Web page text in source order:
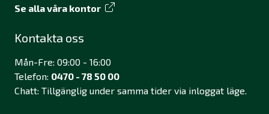
Se alla våra kontor
Kontakta oss
Mån-Fre: 09:00 - 16:00
Telefon: 0470 - 78 50 00
Chatt: Tillgänglig under samma tider via inloggat läge.